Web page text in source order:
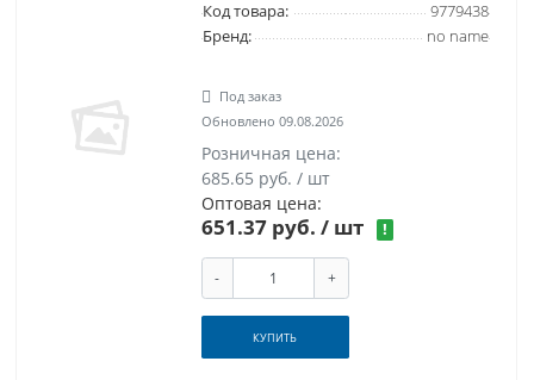
Код товара:
9779438
Бренд:
no name
Под заказ
Обновлено 09.08.2026
Розничная цена:
685.65 руб. / шт
Оптовая цена:
651.37 руб. / шт !
- +
КУПИТЬ